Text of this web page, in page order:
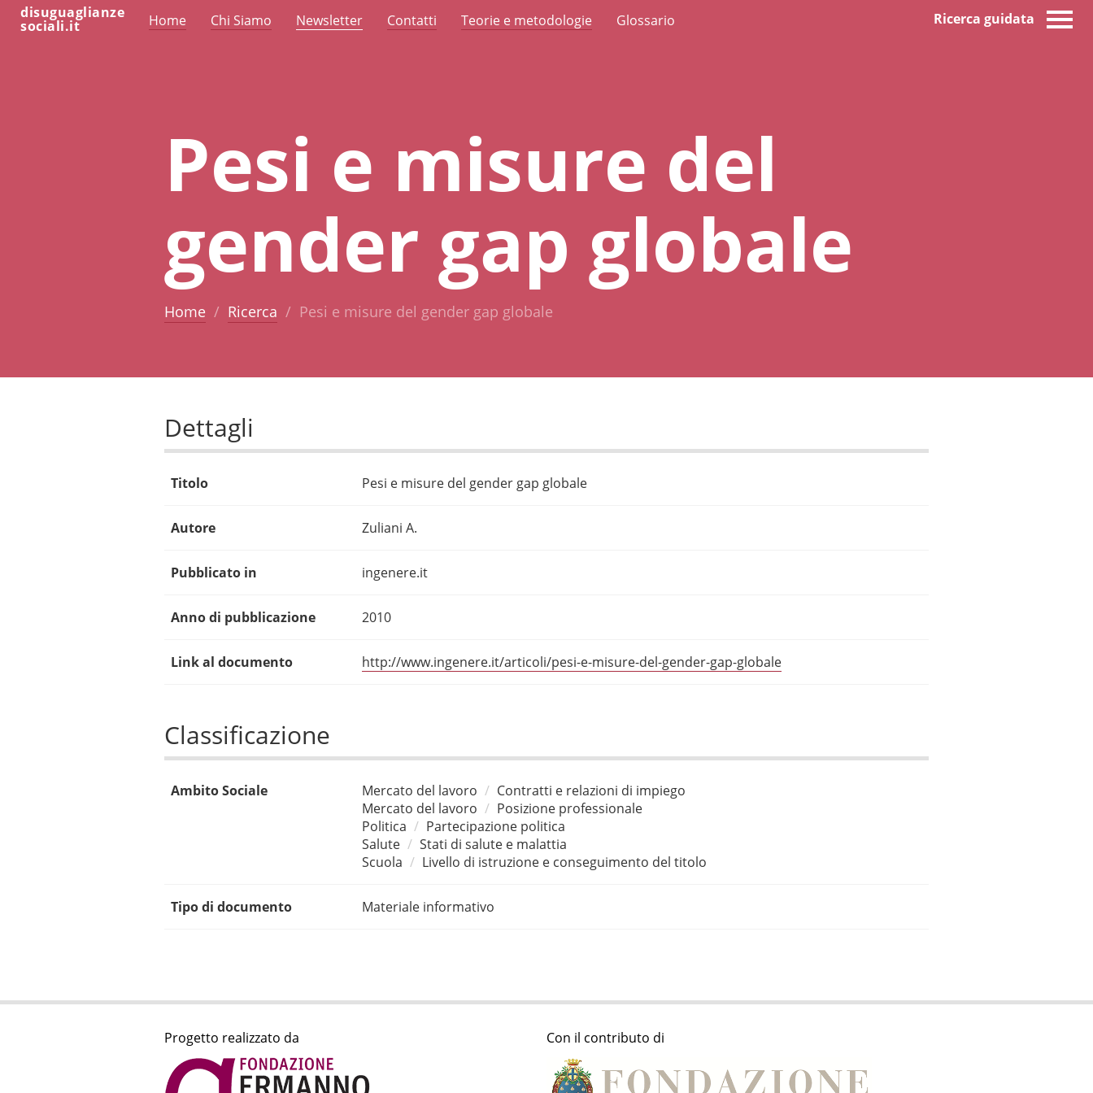
disuguaglianze
sociali.it Home Chi Siamo Newsletter Contatti Teorie e metodologie Glossario Ricerca guidata
Pesi e misure del
gender gap globale
Home Ricerca Pesi e misure del gender gap globale
Dettagli
Titolo Pesi e misure del gender gap globale
Autore Zuliani A.
Pubblicato in ingenere.it
Anno di pubblicazione 2010
Link al documento http://www.ingenere.it/articoli/pesi-e-misure-del-gender-gap-globale
Classificazione
Ambito Sociale Mercato del lavoro
Contratti e relazioni di impiego
Mercato del lavoro
Posizione professionale
Politica
Partecipazione politica
Salute
Stati di salute e malattia
Scuola
Livello di istruzione e conseguimento del titolo
Tipo di documento Materiale informativo
Progetto realizzato da Con il contributo di